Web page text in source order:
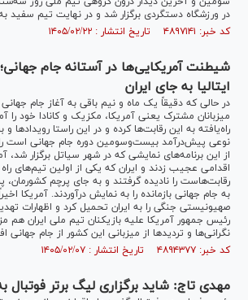
در ورزشگاه دستگردی برگزار شد و در نهایت تیم سفید به پیروزی ۴
کد خبر: ۴۸۹۷۱۴۱ تاریخ انتشار : ۱۴۰۵/۰۲/۲۲
شیطنت آمریکایی‌‌ها در آستانه جام
ایتالیا به جای ایران
راه‌یافته به این رقابت‌ها کرده و در این راستا رویدادها
نوعی پیش‌درآمد بیست‌وسومین دوره جام جهانی است را
از این برنامه‌های نمایشی که در شهر سیاتل برگزار
اقدامی عجیب زدند و ایران که یکی از اولین تیم‌های راه
رقابت‌هاست را نادیده گرفتند و به جای پرچم کشورمان،
به جام جهانی بازمانده را به نمایش درآوردند. آمریکا
صهیونیستی جنگی را به ایران تحمیل کرد و اظهارات
رئیس جمهور آمریکا علیه بازیکنان تیم ملی‌ ایران هم
نگرانی‌ها و تردیدها از میزبانی این کشور از جام جهانی
کد خبر: ۴۸۹۴۳۷۷ تاریخ انتشار : ۱۴۰۵/۰۲/۰۷
مهدی تاج: شاید برگزاری لیگ برتر فوتبال